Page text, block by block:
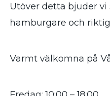
Utöver detta bjuder vi
hamburgare och
Varmt välkomna på